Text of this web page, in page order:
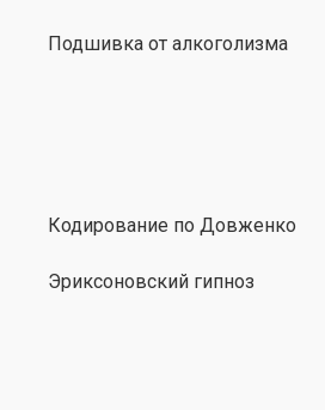
Подшивка от алкоголизма
Кодирование по Довженко
Эриксоновский гипноз